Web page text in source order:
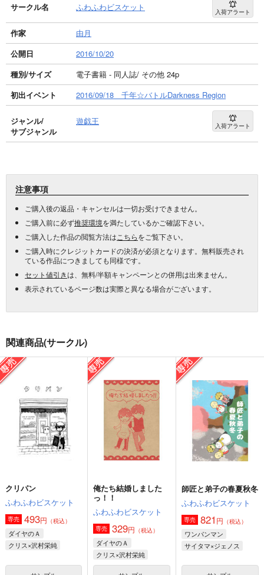
サークル名 ふわふわビスケット 入荷アラート
作家
由月
公開日
2016/10/20
種別/サイズ
電子書籍 - 同人誌/ その他 24p
初出イベント
2016/09/18 千年☆バトルDarkness Region
ジャンル/
サブジャンル
遊戯王 入荷アラート
注意事項
ご購入後の返品・キャンセルは一切お受けできません。
ご購入前に必ず推奨環境を満たしているかご確認下さい。
ご購入した作品の閲覧方法は こちらをご覧下さい。
ご購入時にクレジットカードの決済が必須となります。無料販売され
ている作品につきましても同様です。
セット値引きは、無料/半額キャンペーンとの併用は出来ません。
表示されているページ数は実際と異なる場合がございます。
関連商品(サークル)
クリパン
ふわふわビスケット
専売 493円 （税込）
ダイヤのＡ
クリス×沢村栄純
俺たち結婚しました
っ！！
ふわふわビスケット
専売 329円 （税込）
ダイヤのＡ
クリス×沢村栄純
師匠と弟子の春夏秋冬
ふわふわビスケット
専売 821 円 （税込）
ワンパンマン
サイタマ×ジェノス